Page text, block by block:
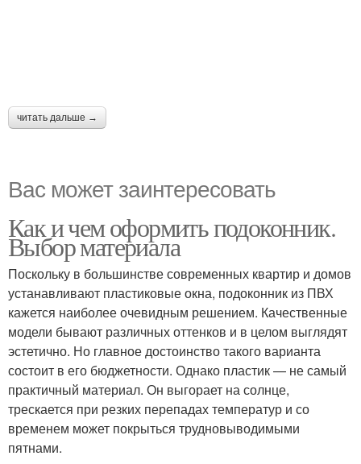
читать дальше →
Вас может заинтересовать
Как и чем оформить подоконник.
Выбор материала
Поскольку в большинстве современных квартир и домов
устанавливают пластиковые окна, подоконник из ПВХ
кажется наиболее очевидным решением. Качественные
модели бывают различных оттенков и в целом выглядят
эстетично. Но главное достоинство такого варианта
состоит в его бюджетности. Однако пластик — не самый
практичный материал. Он выгорает на солнце,
трескается при резких перепадах температур и со
временем может покрыться трудновыводимыми
пятнами.